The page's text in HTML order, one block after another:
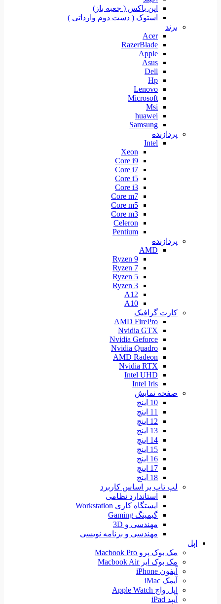
اپن باکس ( جعبه باز)
استوک ( دست دوم وارداتی )
برند
Acer
RazerBlade
Apple
Asus
Dell
Hp
Lenovo
Microsoft
Msi
huawei
Samsung
پردازنده
Intel
Xeon
Core i9
Core i7
Core i5
Core i3
Core m7
Core m5
Core m3
Celeron
Pentium
پردازنده
AMD
Ryzen 9
Ryzen 7
Ryzen 5
Ryzen 3
A12
A10
کارت گرافیک
AMD FirePro
Nvidia GTX
Nvidia Geforce
Nvidia Quadro
AMD Radeon
Nvidia RTX
Intel UHD
Intel Iris
صفحه نمایش
10 اینچ
11 اینچ
12 اینچ
13 اینچ
14 اینچ
15 اینچ
16 اینچ
17 اینچ
18 اینچ
لپ تاپ بر اساس کاربرد
استاندارد نظامی
ایستگاه کاری Workstation
گیمینگ Gaming
مهندسی و 3D
مهندسی و برنامه نویسی
اپل
مک بوک پرو Macbook Pro
مک بوک ایر Macbook Air
آیفون iPhone
آیمک iMac
اپل واچ Apple Watch
آیپد iPad